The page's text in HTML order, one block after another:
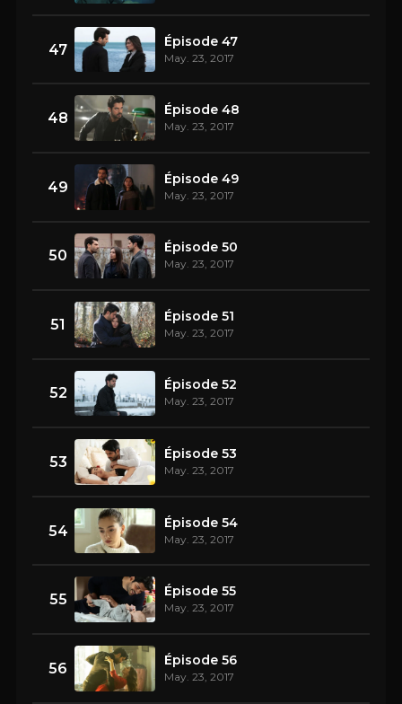
47 Épisode 47
May. 23, 2017
48 Épisode 48
May. 23, 2017
49 Épisode 49
May. 23, 2017
50 Épisode 50
May. 23, 2017
51 Épisode 51
May. 23, 2017
52 Épisode 52
May. 23, 2017
53 Épisode 53
May. 23, 2017
54 Épisode 54
May. 23, 2017
55 Épisode 55
May. 23, 2017
56 Épisode 56
May. 23, 2017